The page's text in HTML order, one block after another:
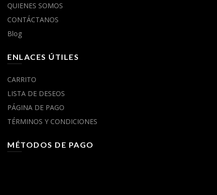
QUIENES SOMOS
CONTÁCTANOS
Blog
ENLACES ÚTILES
CARRITO
LISTA DE DESEOS
PÁGINA DE PAGO
TÉRMINOS Y CONDICIONES
MÉTODOS DE PAGO